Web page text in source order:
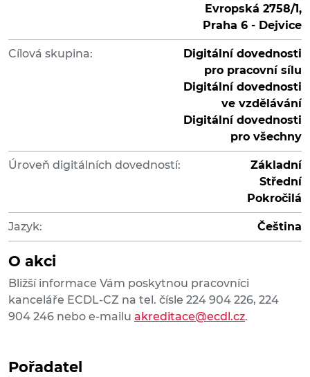
Evropská 2758/1,
Praha 6 - Dejvice
Cílová skupina:
Digitální dovednosti
pro pracovní sílu
Digitální dovednosti
ve vzdělávání
Digitální dovednosti
pro všechny
Úroveň digitálních dovedností:
Základní
Střední
Pokročilá
Jazyk: Čeština
O akci
Bližší informace Vám poskytnou pracovníci
kanceláře ECDL-CZ na tel. čísle 224 904 226, 224
904 246 nebo e-mailu akreditace@ecdl.cz.
Pořadatel